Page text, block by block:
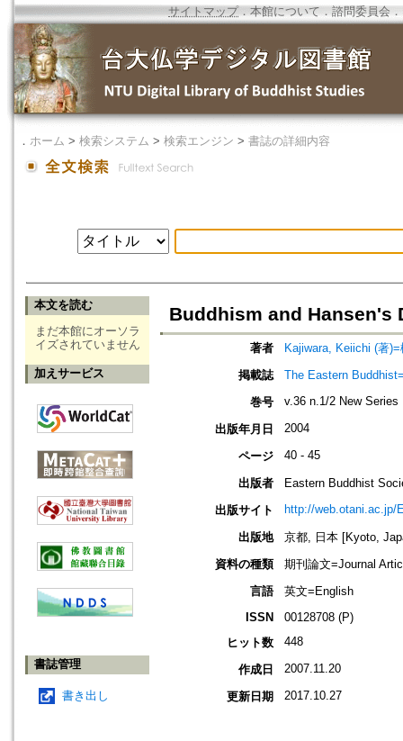
サイトマップ．本館について ． 諮問委員会 ．
． ホーム > 検索システム > 検索エンジン > 書誌の詳細内容
本文を読む
まだ本館にオーソラ
イズされていません
加えサービス
書誌管理
書き出し
Buddhism and Hansen's
著者
Kajiwara, Keiichi (著
掲載誌
The Eastern
巻号
v.36 n.1/2 New Series
出版年月日 2004
ページ 40 - 45
出版者
Eastern Buddhist
出版サイト
http://web.otani.ac.jp/
出版地
京都, 日本 [Kyoto,
資料の種類
期刊論文=Journal
言語
英文=English
ISSN
00128708 (P)
ヒット数
448
作成日 2007.11.20
更新日期 2017.10.27